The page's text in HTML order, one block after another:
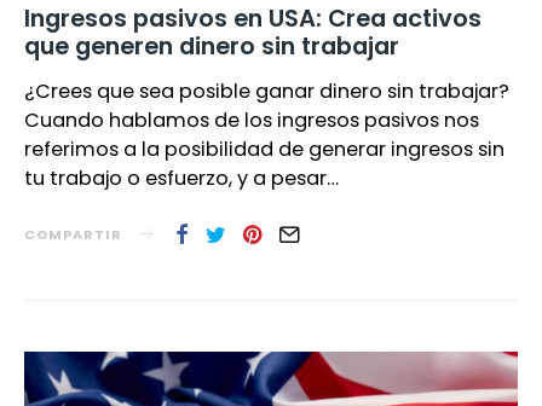
Ingresos pasivos en USA: Crea activos
que generen dinero sin trabajar
¿Crees que sea posible ganar dinero sin trabajar?
Cuando hablamos de los ingresos pasivos nos
referimos a la posibilidad de generar ingresos sin
tu trabajo o esfuerzo, y a pesar…
COMPARTIR